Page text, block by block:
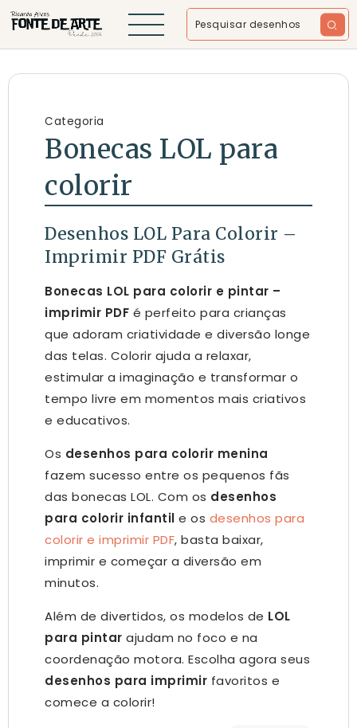
Categoria
Bonecas LOL para
colorir
Desenhos LOL Para Colorir –
Imprimir PDF Grátis
Bonecas LOL para colorir e pintar –
imprimir PDF é perfeito para crianças
que adoram criatividade e diversão longe
das telas. Colorir ajuda a relaxar,
estimular a imaginação e transformar o
tempo livre em momentos mais criativos
e educativos.
Os desenhos para colorir menina
fazem sucesso entre os pequenos fãs
das bonecas LOL. Com os desenhos
para colorir infantil e os desenhos para
colorir e imprimir PDF, basta baixar,
imprimir e começar a diversão em
minutos.
Além de divertidos, os modelos de LOL
para pintar ajudam no foco e na
coordenação motora. Escolha agora seus
desenhos para imprimir favoritos e
comece a colorir!